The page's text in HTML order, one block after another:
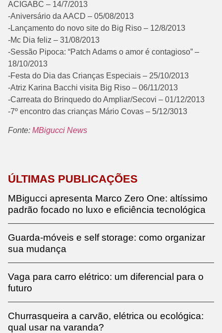
ACIGABC – 14/7/2013
-Aniversário da AACD – 05/08/2013
-Lançamento do novo site do Big Riso – 12/8/2013
-Mc Dia feliz – 31/08/2013
-Sessão Pipoca: “Patch Adams o amor é contagioso” –
18/10/2013
-Festa do Dia das Crianças Especiais – 25/10/2013
-Atriz Karina Bacchi visita Big Riso – 06/11/2013
-Carreata do Brinquedo do Ampliar/Secovi – 01/12/2013
-7º encontro das crianças Mário Covas – 5/12/3013
Fonte: MBigucci News
ÚLTIMAS PUBLICAÇÕES
MBigucci apresenta Marco Zero One: altíssimo
padrão focado no luxo e eficiência tecnológica
Guarda-móveis e self storage: como organizar
sua mudança
Vaga para carro elétrico: um diferencial para o
futuro
Churrasqueira a carvão, elétrica ou ecológica:
qual usar na varanda?